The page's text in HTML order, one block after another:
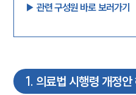
▶︎ 관련 구성원 바로 보러가기
1. 의료법 시행령 개정안